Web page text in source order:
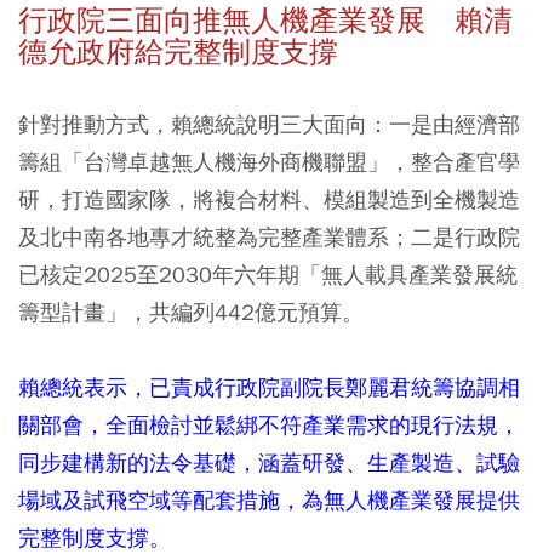
行政院三面向推無人機產業發展 賴清
德允政府給完整制度支撐
針對推動方式，賴總統說明三大面向：一是由經濟部
籌組「台灣卓越無人機海外商機聯盟」，整合產官學
研，打造國家隊，將複合材料、模組製造到全機製造
及北中南各地專才統整為完整產業體系；二是行政院
已核定2025至2030年六年期「無人載具產業發展統
籌型計畫」，共編列442億元預算。
賴總統表示，已責成行政院副院長鄭麗君統籌協調相
關部會，全面檢討並鬆綁不符產業需求的現行法規，
同步建構新的法令基礎，涵蓋研發、生產製造、試驗
場域及試飛空域等配套措施，為無人機產業發展提供
完整制度支撐。